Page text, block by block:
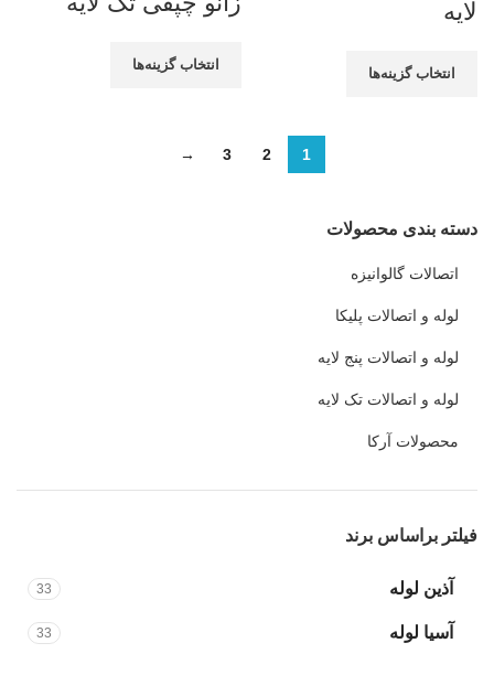
دسته بندی محصولات
اتصالات گالوانیزه
لوله و اتصالات پلیکا
لوله و اتصالات پنج لایه
لوله و اتصالات تک لایه
محصولات آرکا
فیلتر براساس برند
آذین لوله 33
آسیا لوله 33
لایه
انتخاب گزینه‌ها
انتخاب گزینه‌ها
1
2
3
→